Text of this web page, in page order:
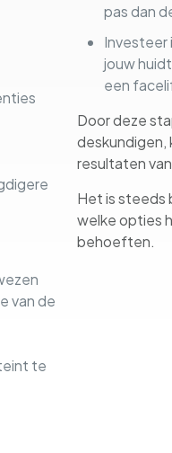
van de
te
pas dan
Investeer
jouw
een
Door deze
deskundigen,
resultaten
Het is steeds
welke opties
behoeften.